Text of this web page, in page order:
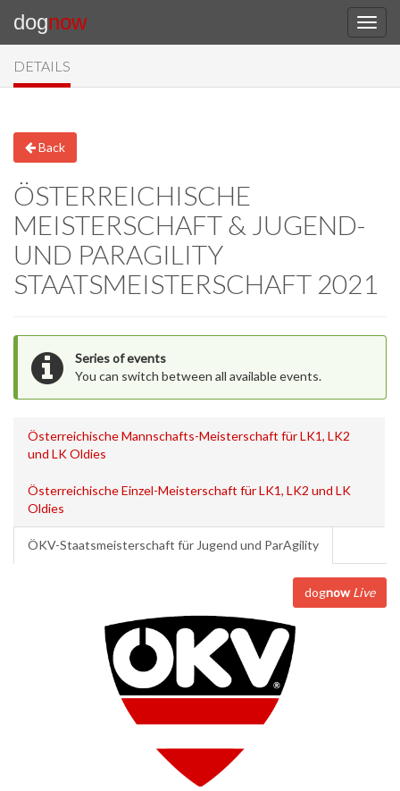
dognow
DETAILS
Back
ÖSTERREICHISCHE
MEISTERSCHAFT & JUGEND-
UND PARAGILITY
STAATSMEISTERSCHAFT 2021
Series of events
You can switch between all available events.
Österreichische Mannschafts-Meisterschaft für LK1, LK2
und LK Oldies
Österreichische Einzel-Meisterschaft für LK1, LK2 und LK
Oldies
ÖKV-Staatsmeisterschaft für Jugend und ParAgility
dognow Live